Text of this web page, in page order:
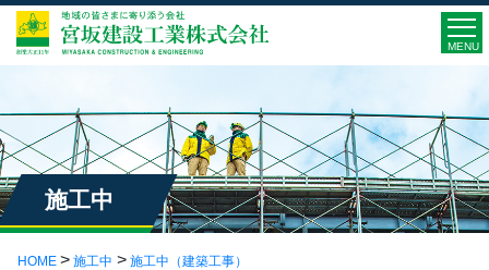
MENU
施工中
HOME 施工中
施工中（建築工事）